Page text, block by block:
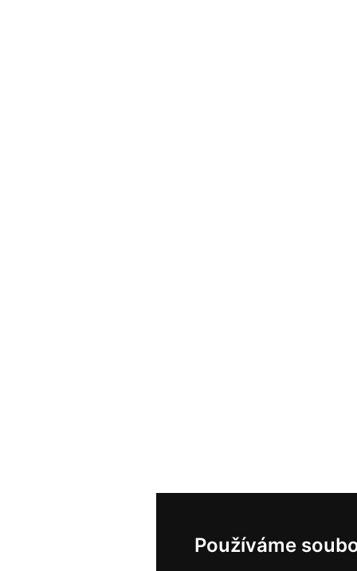
Používáme